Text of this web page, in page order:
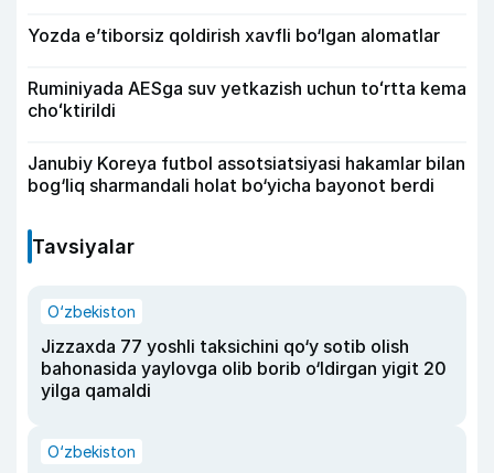
Yozda e’tiborsiz qoldirish xavfli bo‘lgan alomatlar
Ruminiyada AESga suv yetkazish uchun toʻrtta kema
choʻktirildi
Janubiy Koreya futbol assotsiatsiyasi hakamlar bilan
bog‘liq sharmandali holat bo‘yicha bayonot berdi
Tavsiyalar
O‘zbekiston
Jizzaxda 77 yoshli taksichini qo‘y sotib olish
bahonasida yaylovga olib borib o‘ldirgan yigit 20
yilga qamaldi
O‘zbekiston